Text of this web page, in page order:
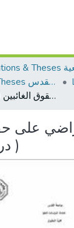
&
All of DSpace
AQU Master Theses الرسائل الجامعية الخاصة بجامعة القدس
اثار تسوية الأراضي على حقوق الغائبين ( دراسة مقارنة)
على
(